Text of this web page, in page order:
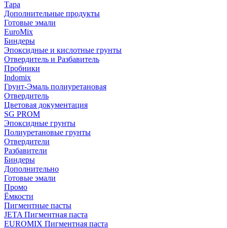
Тара
Дополнительные продукты
Готовые эмали
EuroMix
Биндеры
Эпоксидные и кислотные грунты
Отвердитель и Разбавитель
Пробники
Indomix
Грунт-Эмаль полиуретановая
Отвердитель
Цветовая документация
SG PROM
Эпоксидные грунты
Полиуретановые грунты
Отвердители
Разбавители
Биндеры
Дополнительно
Готовые эмали
Промо
Ёмкости
Пигментные пасты
JETA Пигментная паста
EUROMIX Пигментная паста